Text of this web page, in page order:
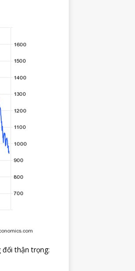
thận trọng: